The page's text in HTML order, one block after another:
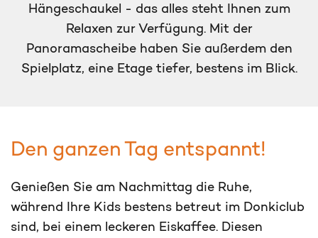
Hängeschaukel - das alles steht Ihnen zum
Relaxen zur Verfügung. Mit der
Panoramascheibe haben Sie außerdem den
Spielplatz, eine Etage tiefer, bestens im Blick.
Den ganzen Tag entspannt!
Genießen Sie am Nachmittag die Ruhe,
während Ihre Kids bestens betreut im Donkiclub
sind, bei einem leckeren Eiskaffee. Diesen